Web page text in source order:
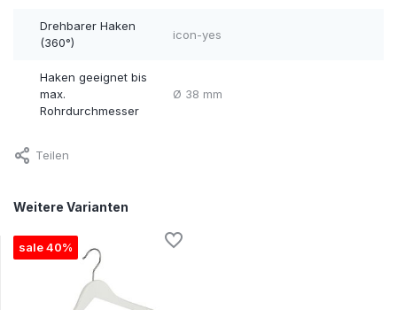
Drehbarer Haken
(360°)
icon-yes
Haken geeignet bis
max.
Rohrdurchmesser
Ø 38 mm
Teilen
Weitere Varianten
sale 40%